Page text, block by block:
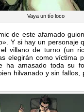
Vaya un tío loco
de este afamado
Y si hay un personaje
villano de turno (un
elegirán como víctima
ha amasado toda su
hilvanado y sin